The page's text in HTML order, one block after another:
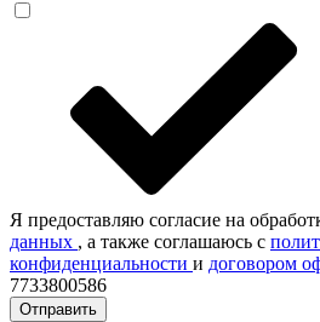
Я предоставляю согласие на
данных , а также соглашаюсь с
конфиденциальности и договором
7733800586
Отправить